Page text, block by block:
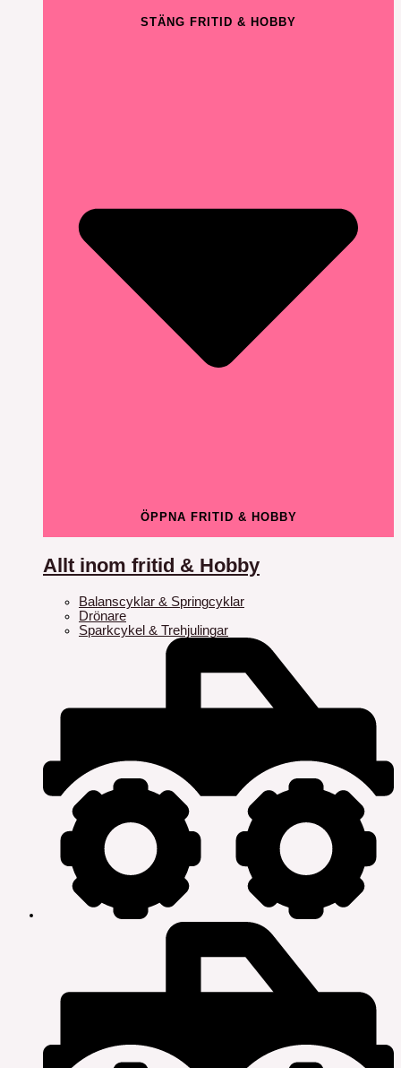
STÄNG FRITID & HOBBY
ÖPPNA FRITID & HOBBY
Allt inom fritid & Hobby
Balanscyklar & Springcyklar
Drönare
Sparkcykel & Trehjulingar